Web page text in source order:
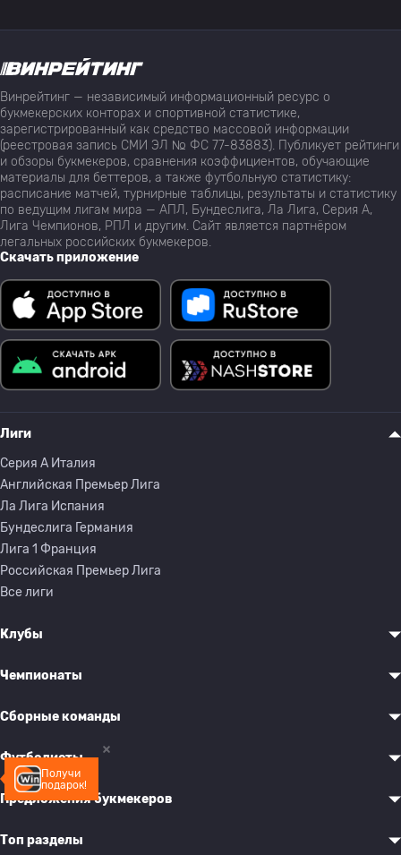
Получи
подарок!
Винрейтинг — независимый информационный ресурс о
букмекерских конторах и спортивной статистике,
зарегистрированный как средство массовой информации
(реестровая запись СМИ ЭЛ № ФС 77-83883). Публикует рейтинги
и обзоры букмекеров, сравнения коэффициентов, обучающие
материалы для беттеров, а также футбольную статистику:
расписание матчей, турнирные таблицы, результаты и статистику
по ведущим лигам мира — АПЛ, Бундеслига, Ла Лига, Серия А,
Лига Чемпионов, РПЛ и другим. Сайт является партнёром
легальных российских букмекеров.
Скачать приложение
Лиги
Серия A Италия
Английская Премьер Лига
Ла Лига Испания
Бундеслига Германия
Лига 1 Франция
Российская Премьер Лига
Все лиги
Клубы
Чемпионаты
Сборные команды
Футболисты
Предложения букмекеров
Топ разделы